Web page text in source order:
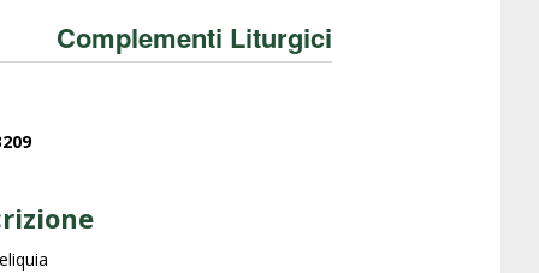
Complementi Liturgici